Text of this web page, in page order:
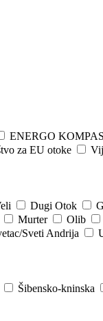
ENERGO KOMPAS
za EU otoke
Dugi Otok
Murter Olib
Sveti Andrija
Šibensko-kninska